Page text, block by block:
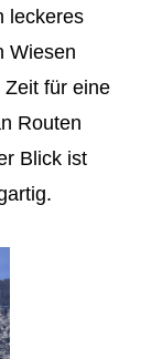
leckeres
Wiesen
für eine
Routen
Blick ist